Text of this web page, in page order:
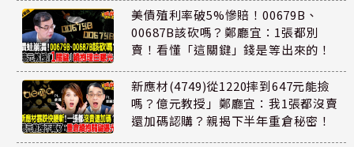
美債殖利率破5%慘賠！00679B、
00687B該砍嗎？鄭廳宜：1張都別
賣！看懂「這關鍵」錢是等出來的！
新應材(4749)從1220摔到647元能撿
嗎？億元教授」鄭廳宜：我1張都沒賣
還加碼認購？親揭下半年重倉秘密！